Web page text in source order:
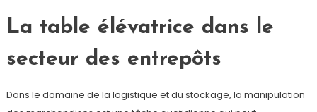
La table élévatrice dans le
secteur des entrepôts
Dans le domaine de la logistique et du stockage, la manipulation